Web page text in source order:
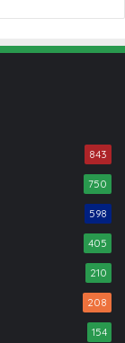
843
750
598
405
210
208
154